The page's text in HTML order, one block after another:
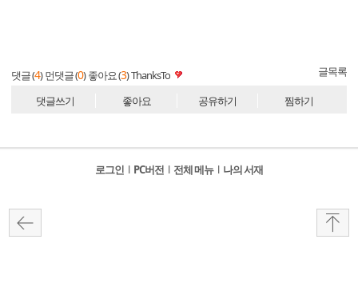
댓글 (4) 먼댓글 (0) 좋아요 (3)ThanksTo 글목록
댓글쓰기 좋아요 공유하기 찜하기
로그인 l PC버전 l 전체 메뉴 l 나의 서재